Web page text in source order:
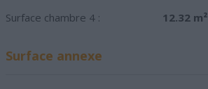
Surface chambre 4 :
12.32 m²
Surface annexe